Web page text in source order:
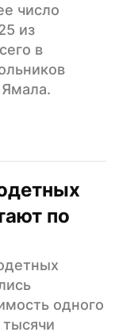
число
из
в
Ямала.
по
одного
тысячи